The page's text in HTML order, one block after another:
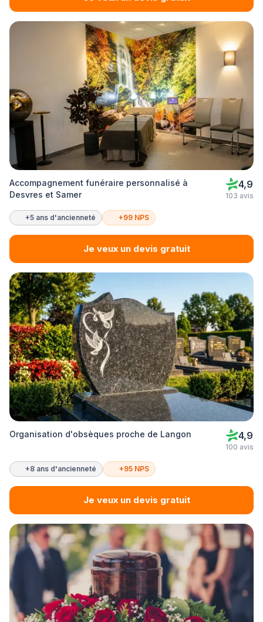
Accompagnement funéraire personnalisé à
Desvres et Samer
4,9
103 avis
+5 ans d'ancienneté +99 NPS
Je veux un devis gratuit
Organisation d'obsèques proche de Langon 4,9
100 avis
+8 ans d'ancienneté +95 NPS
Je veux un devis gratuit